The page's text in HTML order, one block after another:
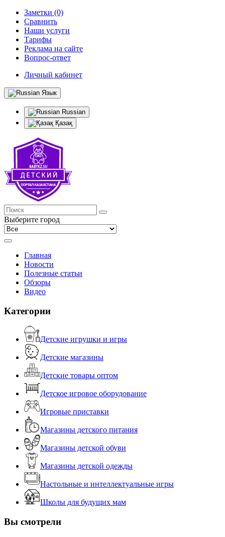
Заметки (0)
Сравнить
Наши услуги
Тарифы
Реклама на сайте
Вопрос-ответ
Личный кабинет
Язык
Russian
Қазақ
Выберите город
Главная
Новости
Полезные статьи
Обзоры
Видео
Категории
Детские игрушки и игры
Детские магазины
Детские товары оптом
Детское игровое оборудование
Игровые приставки
Магазины детского питания
Магазины детской обуви
Магазины детской одежды
Настольные и интеллектуальные игры
Школы для будущих мам
Вы смотрели